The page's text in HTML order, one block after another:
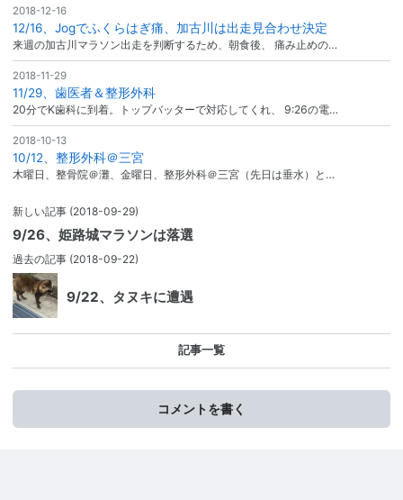
2018-12-16
12/16、Jogでふくらはぎ痛、加古川は出走見合わせ決定
来週の加古川マラソン出走を判断するため、朝食後、 痛み止めの…
2018-11-29
11/29、歯医者＆整形外科
20分でK歯科に到着。トップバッターで対応してくれ、 9:26の電…
2018-10-13
10/12、整形外科＠三宮
木曜日、整骨院＠灘、金曜日、整形外科＠三宮（先日は垂水）と…
新しい記事 (2018-09-29)
9/26、姫路城マラソンは落選
過去の記事 (2018-09-22)
9/22、タヌキに遭遇
記事一覧
コメントを書く